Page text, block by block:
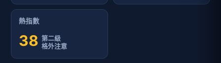
熱指數
38 第二級
格外注意